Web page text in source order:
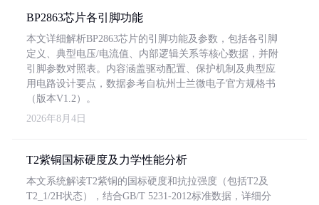
BP2863芯片各引脚功能
本文详细解析BP2863芯片的引脚功能及参数，包括各引脚
定义、典型电压/电流值、内部逻辑关系等核心数据，并附
引脚参数对照表。内容涵盖驱动配置、保护机制及典型应
用电路设计要点，数据参考自杭州士兰微电子官方规格书
（版本V1.2）。
2026年8月4日
T2紫铜国标硬度及力学性能分析
本文系统解读T2紫铜的国标硬度和抗拉强度（包括T2及
T2_1/2H状态），结合GB/T 5231-2012标准数据，详细分